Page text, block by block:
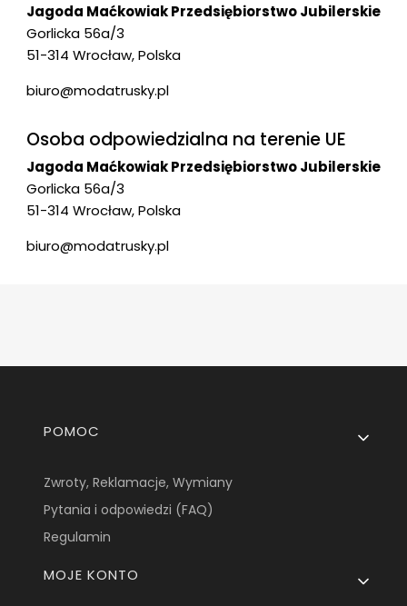
Jagoda Maćkowiak Przedsiębiorstwo Jubilerskie
Gorlicka 56a/3
51-314 Wrocław, Polska
biuro@modatrusky.pl
Osoba odpowiedzialna na terenie UE
Jagoda Maćkowiak Przedsiębiorstwo Jubilerskie
Gorlicka 56a/3
51-314 Wrocław, Polska
biuro@modatrusky.pl
Linki w stopce
POMOC
Zwroty, Reklamacje, Wymiany
Pytania i odpowiedzi (FAQ)
Regulamin
MOJE KONTO